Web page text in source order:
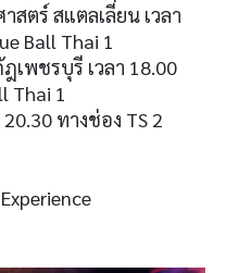
สตร์ สแตลเลี่ยน เวลา
Ball Thai 1
พชรบุรี เวลา 18.00
Thai 1
ทางช่อง TS 2